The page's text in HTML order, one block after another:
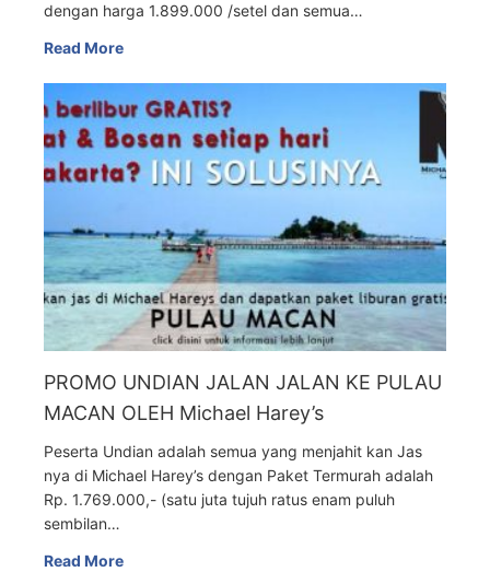
dengan harga 1.899.000 /setel dan semua…
Read More
PROMO UNDIAN JALAN JALAN KE PULAU
MACAN OLEH Michael Harey’s
Peserta Undian adalah semua yang menjahit kan Jas
nya di Michael Harey’s dengan Paket Termurah adalah
Rp. 1.769.000,- (satu juta tujuh ratus enam puluh
sembilan…
Read More